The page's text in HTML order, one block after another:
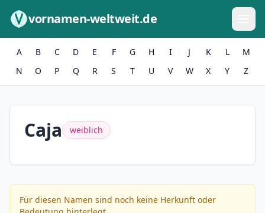
vornamen-weltweit.de
A B C D E F G H I J K L
M
N
O P Q R S T U V W X Y Z
Caja weiblich
Für diesen Namen sind noch keine Herkunft oder